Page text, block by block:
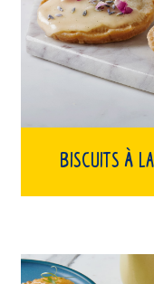
Biscuits à